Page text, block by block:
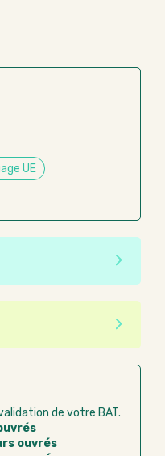
UE
fabriqué à partir de
Ces produits
une seconde vie
du produit
conception.
vous pouvez
Good Act.
par carte
sur facture
de votre BAT.
ouvrés